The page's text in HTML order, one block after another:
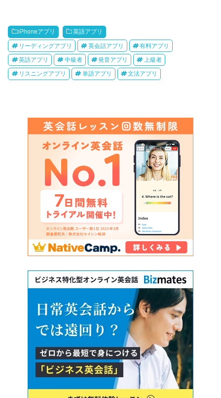
iPhoneアプリ 英語アプリ
リーディングアプリ 英会話アプリ 有料アプリ
英語アプリ 中級者 発音アプリ 上級者
リスニングアプリ 単語アプリ 文法アプリ